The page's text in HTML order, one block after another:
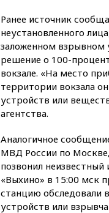
Ранее источник
неустановленного
заложенном взрывном
решение о 100-
вокзале. «На место
территории вокзала
устройств или
агентства.
Аналогичное
МВД России по
позвонил
«Выхино» в 15:00 мск
станцию обследовали
устройств или